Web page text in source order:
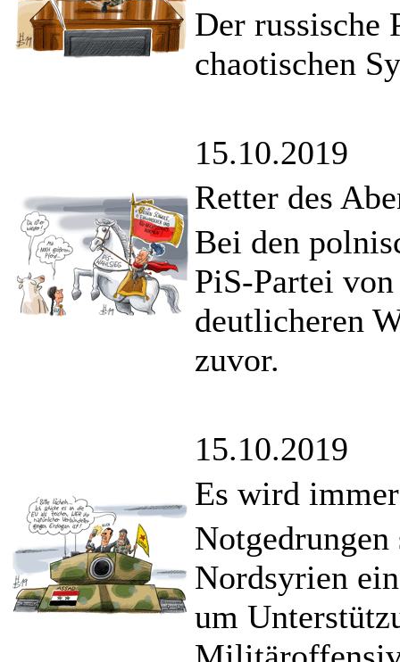
Der russische
chaotischen
15.10.2019
Retter des
Bei den
PiS-Partei
deutlicheren
zuvor.
15.10.2019
Es wird
Nordsyrien
um